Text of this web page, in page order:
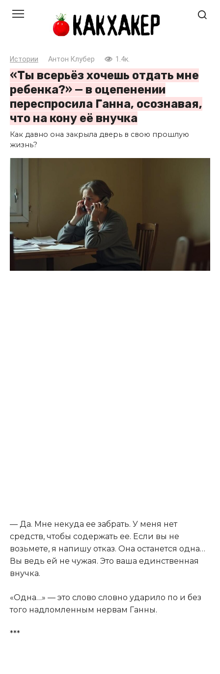
Истории Антон Клубер 1.4к.
«Ты всерьёз хочешь отдать мне
ребенка?» — в оцепенении
переспросила Ганна, осознавая,
что на кону её внучка
Как давно она закрыла дверь в свою прошлую
жизнь?
— Да. Мне некуда ее забрать. У меня нет
средств, чтобы содержать ее. Если вы не
возьмете, я напишу отказ. Она останется одна…
Вы ведь ей не чужая. Это ваша единственная
внучка.
«Одна…» — это слово словно ударило по и без
того надломленным нервам Ганны.
***